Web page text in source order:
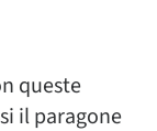
queste
il paragone